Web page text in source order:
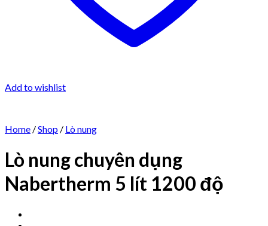
Add to wishlist
Home /Shop / Lò nung
Lò nung chuyên dụng
Nabertherm 5 lít 1200 độ